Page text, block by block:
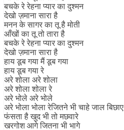
बचके रे रेहना प्यार का दुश्मन
देखो ज़माना सारा है
मनन के सागर का तू है मोती
आँखों का तू तो तारा है
बचके रे रेहना प्यार का दुश्मन
देखो ज़माना सारा है
हाय डूब गया मैं डूब गया
हाय डूब गया रे
अरे शोला अरे शोला
अरे शोला शोला रे
अरे भोले अरे भोले
अरे भोला भोला रेजितने भी चाहे जाल बिछाए
फंसता है खुद भी तो मछवारे
खरगोश आगे जितना भी भागे